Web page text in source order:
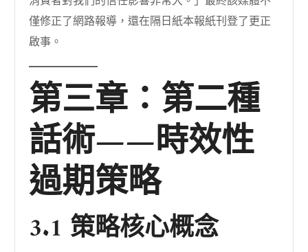
僅修正了網路報導，還在隔日紙本報紙刊登了更正
啟事。
第三章：第二種
話術——時效性
過期策略
3.1 策略核心概念